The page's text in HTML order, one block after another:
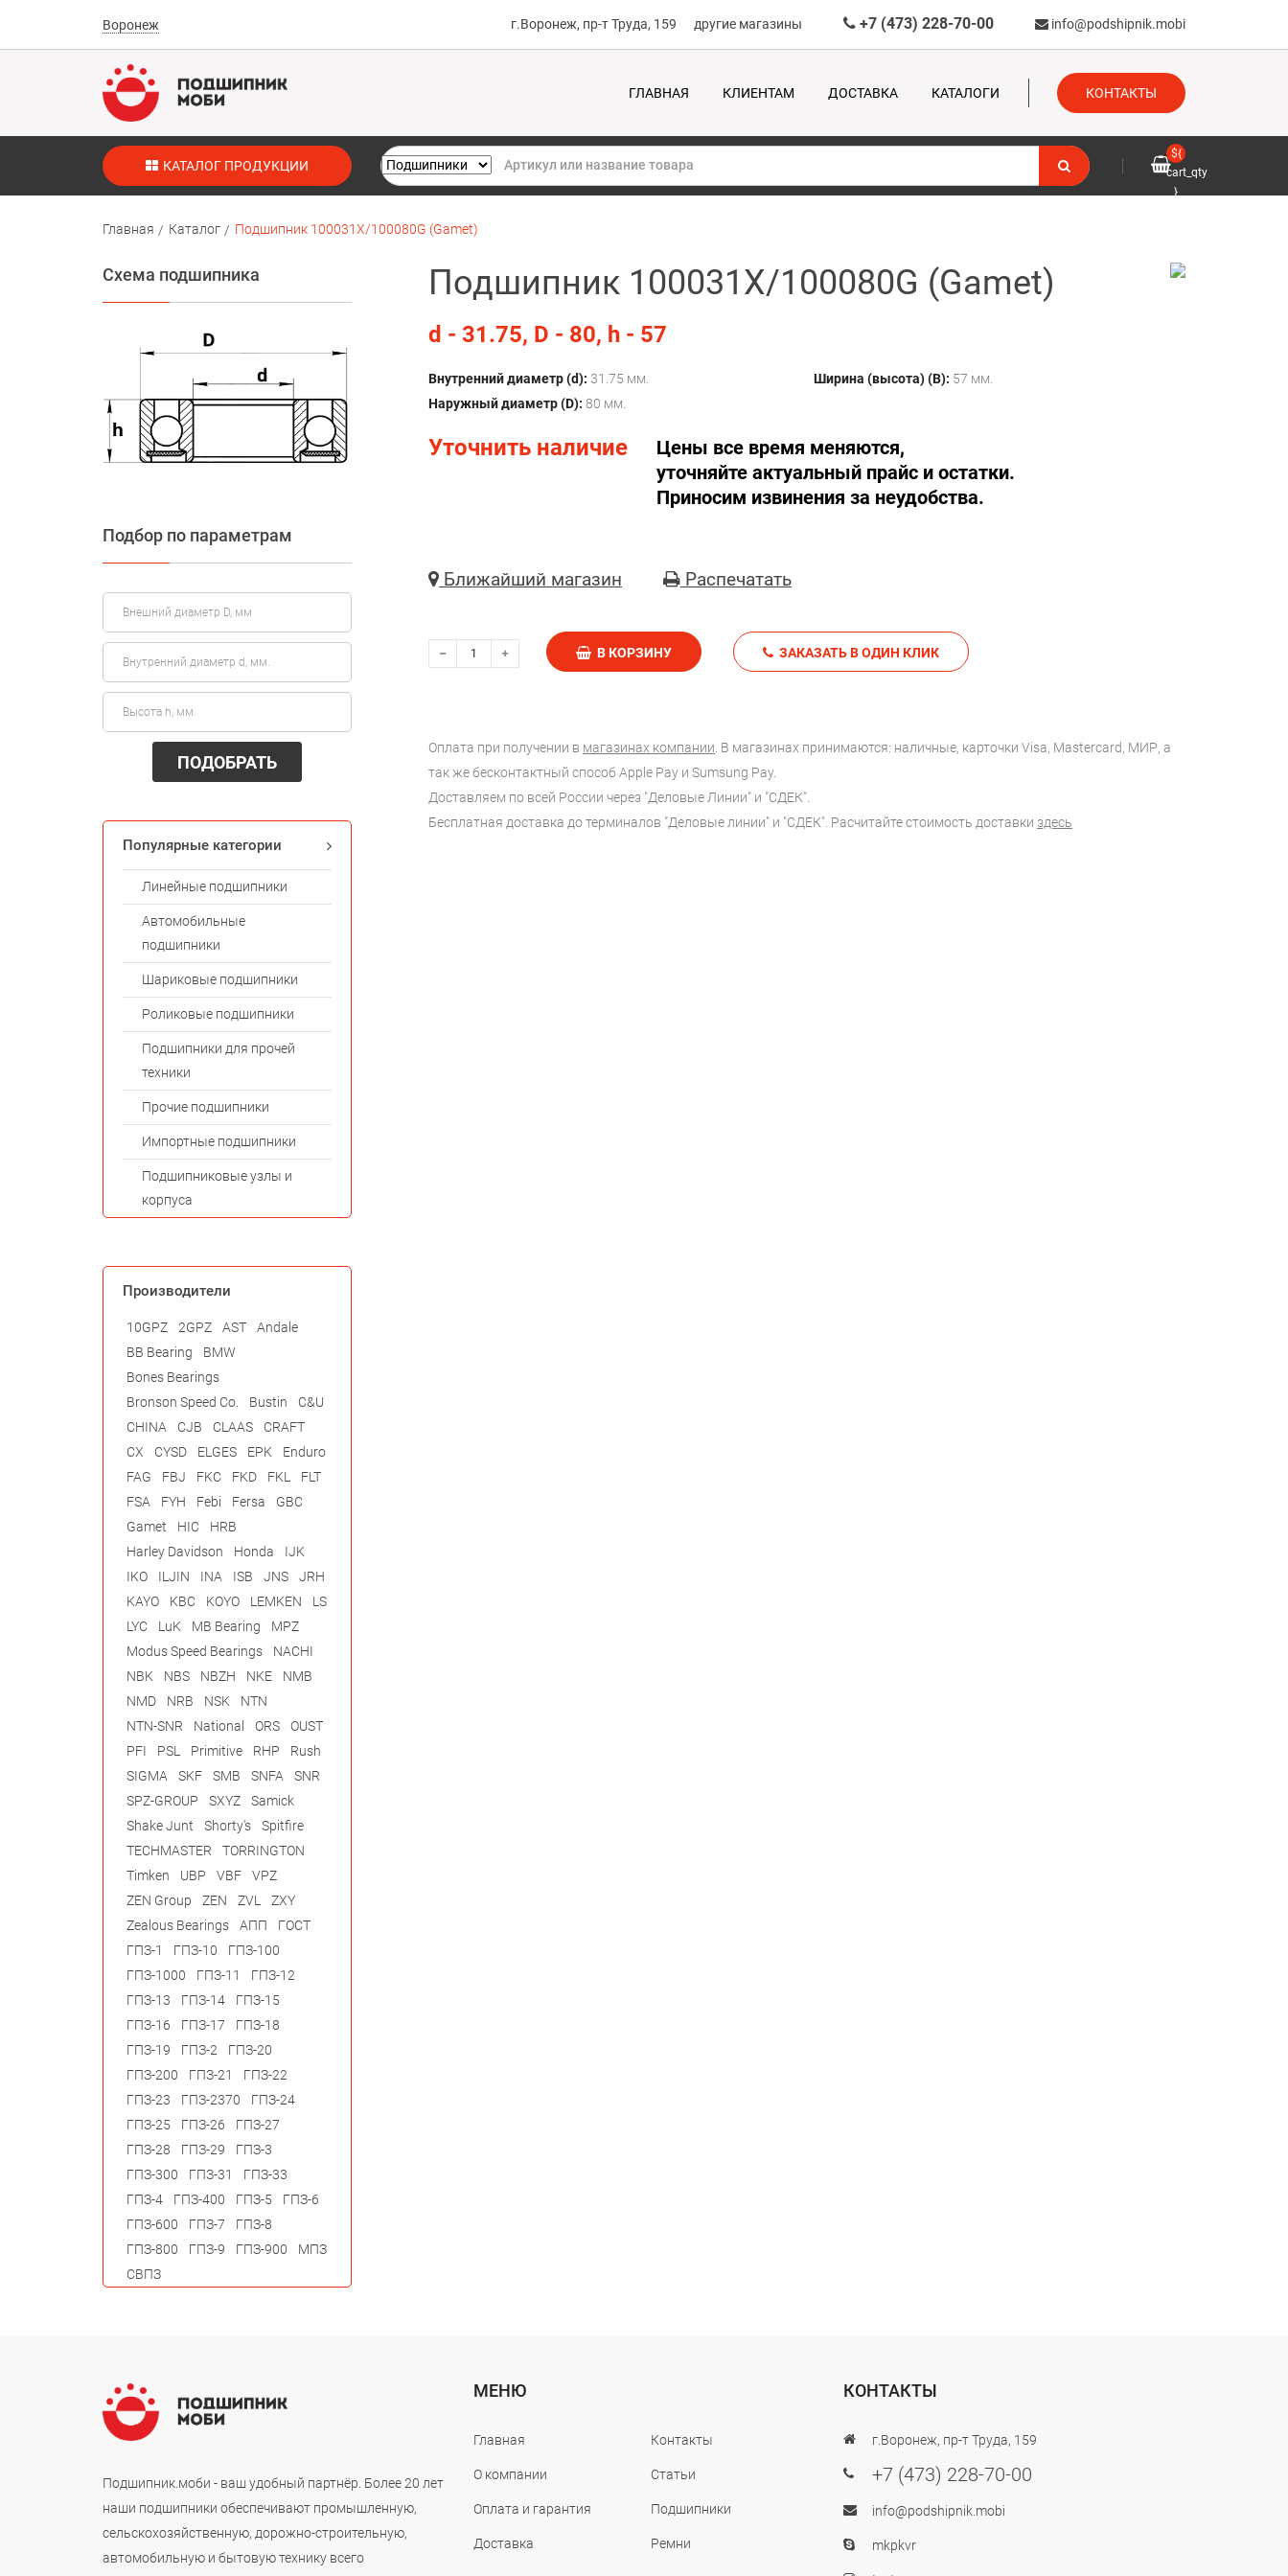
Воронеж г.Воронеж, пр-т Труда, 159 другие магазины +7 (473) 228-70-00 info@podshipnik.mobi
ГЛАВНАЯ КЛИЕНТАМ ДОСТАВКА КАТАЛОГИ КОНТАКТЫ
КАТАЛОГ ПРОДУКЦИИ
${
cart_qty
}
Главная Каталог Подшипник 100031X/100080G (Gamet)
Подшипник 100031X/100080G (Gamet)
d - 31.75, D - 80, h - 57
Внутренний диаметр (d): 31.75 мм.
Наружный диаметр (D): 80 мм.
Ширина (высота) (B): 57 мм.
Уточнить наличие
Цены все время меняются,
уточняйте актуальный прайс и остатки.
Приносим извинения за неудобства.
Ближайший магазин Распечатать
В КОРЗИНУ ЗАКАЗАТЬ В ОДИН КЛИК
Оплата при получении в магазинах компании. В магазинах принимаются: наличные, карточки Visa, Mastercard, МИР, а
так же бесконтактный способ Apple Pay и Sumsung Pay.
Доставляем по всей России через "Деловые Линии" и "СДЕК".
Бесплатная доставка до терминалов "Деловые линии" и "СДЕК". Расчитайте стоимость доставки здесь
Схема подшипника
Подбор по параметрам
ПОДОБРАТЬ
Популярные категории
Линейные подшипники
Автомобильные
подшипники
Шариковые подшипники
Роликовые подшипники
Подшипники для прочей
техники
Прочие подшипники
Импортные подшипники
Подшипниковые узлы и
корпуса
Производители
10GPZ 2GPZ AST
Andale
BB Bearing
BMW
Bones Bearings
Bronson Speed Co.
Bustin
C&U
CHINA
CJB CLAAS
CRAFT
CX
CYSD ELGES EPK
Enduro
FAG
FBJ FKC FKD FKL
FLT
FSA
FYH Febi Fersa
GBC
Gamet
HIC
HRB
Harley Davidson
Honda
IJK
IKO
ILJIN INA ISB JNS
JRH
KAYO
KBC KOYO LEMKEN
LS
LYC
LuK MB Bearing
MPZ
Modus Speed Bearings
NACHI
NBK
NBS NBZH NKE
NMB
NMD
NRB NSK
NTN
NTN-SNR
National ORS
OUST
PFI
PSL Primitive RHP
Rush
SIGMA
SKF SMB SNFA
SNR
SPZ-GROUP
SXYZ
Samick
Shake Junt
Shorty's
Spitfire
TECHMASTER
TORRINGTON
Timken
UBP VBF
VPZ
ZEN Group
ZEN ZVL
ZXY
Zealous Bearings
АПП
ГОСТ
ГПЗ-1
ГПЗ-10
ГПЗ-100
ГПЗ-1000
ГПЗ-11
ГПЗ-12
ГПЗ-13
ГПЗ-14
ГПЗ-15
ГПЗ-16
ГПЗ-17
ГПЗ-18
ГПЗ-19
ГПЗ-2
ГПЗ-20
ГПЗ-200
ГПЗ-21
ГПЗ-22
ГПЗ-23
ГПЗ-2370
ГПЗ-24
ГПЗ-25
ГПЗ-26
ГПЗ-27
ГПЗ-28
ГПЗ-29
ГПЗ-3
ГПЗ-300
ГПЗ-31
ГПЗ-33
ГПЗ-4
ГПЗ-400 ГПЗ-5
ГПЗ-6
ГПЗ-600
ГПЗ-7
ГПЗ-8
ГПЗ-800
ГПЗ-9 ГПЗ-900
МПЗ
СВПЗ
Подшипник.моби - ваш удобный партнёр. Более 20 лет
наши подшипники обеспечивают промышленную,
сельскохозяйственную, дорожно-строительную,
автомобильную и бытовую технику всего
МЕНЮ
Главная
О компании
Оплата и гарантия
Доставка
Контакты
Статьи
Подшипники
Ремни
КОНТАКТЫ
г.Воронеж, пр-т Труда, 159
+7 (473) 228-70-00
info@podshipnik.mobi
mkpkvr